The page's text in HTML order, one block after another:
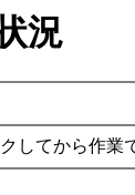
況
てから作業